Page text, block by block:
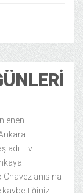
Ev
anısına
kaybettiğiniz